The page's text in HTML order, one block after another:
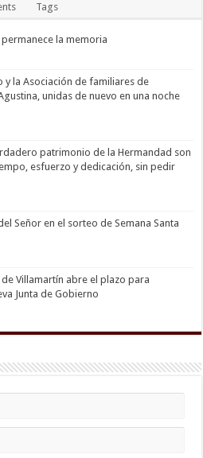
Tags
la memoria
y la Asociación de familiares de
unidas de nuevo en una noche
patrimonio de la Hermandad son
esfuerzo y dedicación, sin pedir
Señor en el sorteo de Semana Santa
Villamartín abre el plazo para
Junta de Gobierno